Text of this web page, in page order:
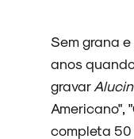
Sem grana
anos
gravar
Americano",
completa 50